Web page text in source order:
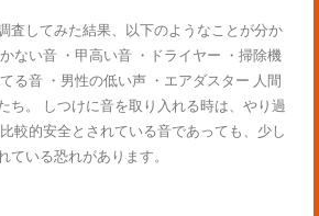
査してみた結果、以下のようなことが分か
ない音 ・甲高い音 ・ドライヤー ・掃除機
る音 ・男性の低い声 ・エアダスター 人間
ち。 しつけに音を取り入れる時は、やり過
較的安全とされている音であっても、少し
ている恐れがあります。